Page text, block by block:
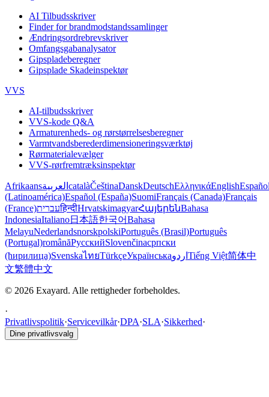
AI Tilbudsskriver
Finder for brandmodstandssamlinger
Ændringsordrebrevskriver
Omfangsgabanalysator
Gipspladeberegner
Gipsplade Skadeinspektør
VVS
AI-tilbudsskriver
VVS-kode Q&A
Armaturenheds- og rørstørrelsesberegner
Varmtvandsberederdimensioneringsværktøj
Rørmaterialevælger
VVS-rørfremtræksinspektør
Afrikaansالعربية catalàČeštinaDanskDeutschΕλληνικάEnglish
(Latinoamérica)Español (España)SuomiFrançais (Canada)Français
(France)עבריתहिन्दीHrvatskimagyarՀայերենBahasa
IndonesiaItaliano日本語한국어Bahasa
MelayuNederlandsnorskpolskiPortuguês (Brasil)Português
(Portugal)românăРусскийSlovenčinaсрпски
(ћирилица)SvenskaไทยTürkçeУкраїнськаاردو Tiếng Việt简体中
文繁體中文
© 2026 Exayard. Alle rettigheder forbeholdes.
·
Privatlivspolitik·Servicevilkår·DPA·SLA·Sikkerhed·
Dine privatlivsvalg